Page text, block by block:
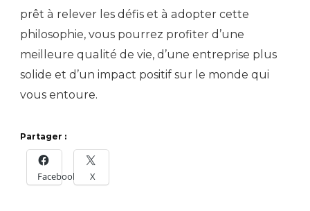
prêt à relever les défis et à adopter cette
philosophie, vous pourrez profiter d’une
meilleure qualité de vie, d’une entreprise plus
solide et d’un impact positif sur le monde qui
vous entoure.
Partager :
Facebook X